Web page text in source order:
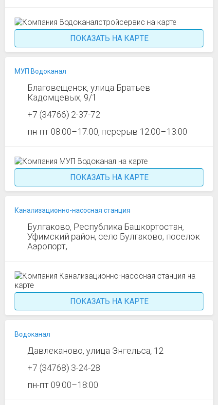
ПОКАЗАТЬ НА КАРТЕ
МУП Водоканал
Благовещенск, улица Братьев
Кадомцевых, 9/1
+7 (34766) 2-37-72
пн-пт 08:00–17:00, перерыв 12:00–13:00
ПОКАЗАТЬ НА КАРТЕ
Канализационно-насосная станция
Булгаково, Республика Башкортостан,
Уфимский район, село Булгаково, поселок
Аэропорт,
ПОКАЗАТЬ НА КАРТЕ
Водоканал
Давлеканово, улица Энгельса, 12
+7 (34768) 3-24-28
пн-пт 09:00–18:00